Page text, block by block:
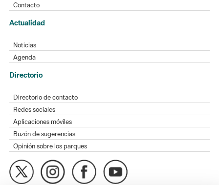
Contacto
Actualidad
Noticias
Agenda
Directorio
Directorio de contacto
Redes sociales
Aplicaciones móviles
Buzón de sugerencias
Opinión sobre los parques